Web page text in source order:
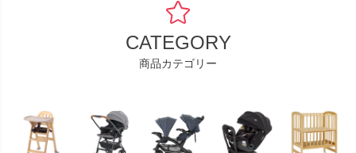
CATEGORY
商品カテゴリー